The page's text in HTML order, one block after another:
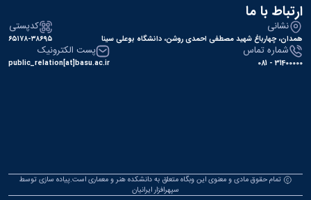
ارتباط با ما
نشانی
همدان، چهارباغ شهید مصطفی احمدی روشن، دانشگاه بوعلی سینا
کدپستی
۶۵۱۷۸-۳۸۶۹۵
شماره تماس
31400000 - 081
پست الکترونیک
public_relation[at]basu.ac.ir
تمام حقوق مادی و معنوی این وبگاه متعلق به دانشکده هنر و معماری است.پیاده سازی توسط
سپهرافزار ایرانیان